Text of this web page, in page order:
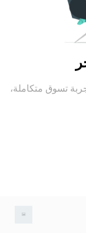
تسوق متكاملة،